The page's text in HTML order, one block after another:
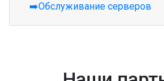
➡️Обслуживание серверов